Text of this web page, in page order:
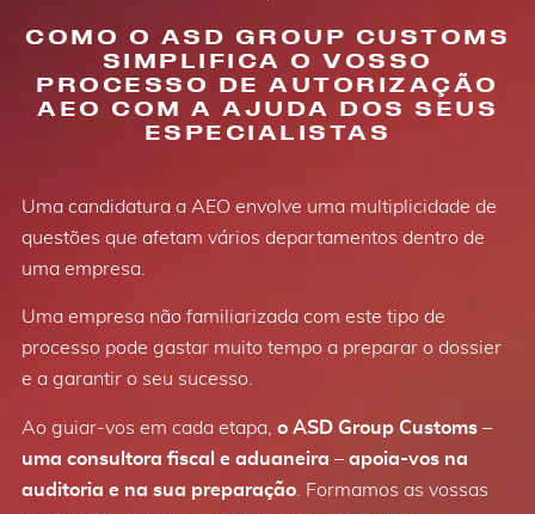
COMO O ASD GROUP CUSTOMS
SIMPLIFICA O VOSSO
PROCESSO DE AUTORIZAÇÃO
AEO COM A AJUDA DOS SEUS
ESPECIALISTAS
Uma candidatura a AEO envolve uma multiplicidade de
questões que afetam vários departamentos dentro de
uma empresa.
Uma empresa não familiarizada com este tipo de
processo pode gastar muito tempo a preparar o dossier
e a garantir o seu sucesso.
Ao guiar-vos em cada etapa, o ASD Group Customs –
uma consultora fiscal e aduaneira – apoia-vos na
auditoria e na sua preparação. Formamos as vossas